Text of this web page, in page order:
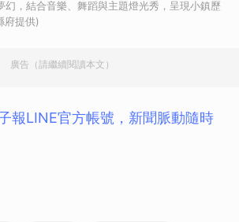
，結合音樂、舞蹈與主題燈光秀，呈現小鎮歷
府提供)
廣告（請繼續閱讀本文）
報LINE官方帳號，新聞脈動隨時